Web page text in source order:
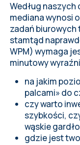
Według
mediana wynosi
zadań
stamtąd
WPM) wymaga
minutowy
na jakim
palcami» do
czy warto
szybkości,
wąskie
gdzie jest